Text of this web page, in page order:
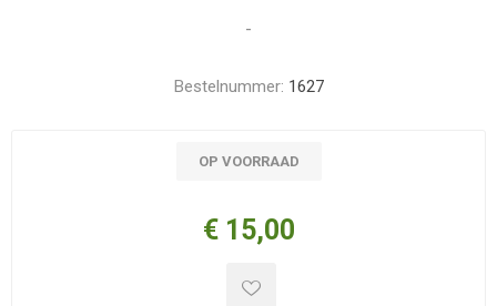
-
Bestelnummer: 1627
OP VOORRAAD
€ 15,00